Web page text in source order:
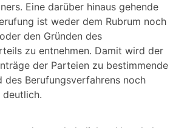
Eine darüber hinaus gehende
ist weder dem Rubrum noch
den Gründen des
zu entnehmen. Damit wird der
der Parteien zu bestimmende
des Berufungsverfahrens noch
deutlich.